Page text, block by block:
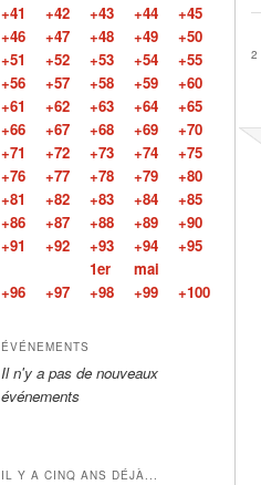
2
+41
+42 +43 +44
+45
+46
+47 +48 +49
+50
+51
+52 +53 +54
+55
+56
+57 +58 +59
+60
+61
+62 +63 +64
+65
+66
+67 +68 +69
+70
+71
+72 +73 +74
+75
+76
+77 +78 +79
+80
+81
+82 +83 +84
+85
+86
+87 +88 +89
+90
+91
+92 +93 +94
+95
1er
mai
+96
+97 +98 +99 +100
ÉVÉNEMENTS
Il n'y a pas de nouveaux
événements
IL Y A CINQ ANS DÉJÀ...